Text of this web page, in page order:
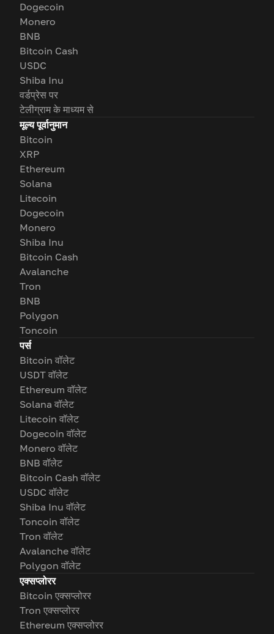
Dogecoin
Monero
BNB
Bitcoin Cash
USDC
Shiba Inu
वर्डप्रेस पर
टेलीग्राम के माध्यम से
मूल्य पूर्वानुमान
Bitcoin
XRP
Ethereum
Solana
Litecoin
Dogecoin
Monero
Shiba Inu
Bitcoin Cash
Avalanche
Tron
BNB
Polygon
Toncoin
पर्स
Bitcoin वॉलेट
USDT वॉलेट
Ethereum वॉलेट
Solana वॉलेट
Litecoin वॉलेट
Dogecoin वॉलेट
Monero वॉलेट
BNB वॉलेट
Bitcoin Cash वॉलेट
USDC वॉलेट
Shiba Inu वॉलेट
Toncoin वॉलेट
Tron वॉलेट
Avalanche वॉलेट
Polygon वॉलेट
एक्सप्लोरर
Bitcoin एक्सप्लोरर
Tron एक्सप्लोरर
Ethereum एक्सप्लोरर